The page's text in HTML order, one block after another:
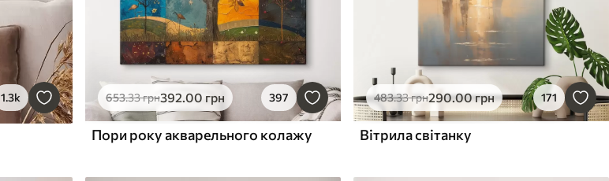
1.3k 653.33грн392.00 грн 397
Пори року акварельного колажу
483.33грн290.00грн 171
Вітрила світанку